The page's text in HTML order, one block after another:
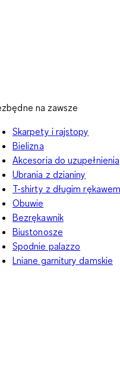
na zawsze
Skarpety i rajstopy
Bielizna
Akcesoria do uzupełnienia
Ubrania z dzianiny
T-shirty z długim rękawem
Obuwie
Bezrękawnik
Biustonosze
Spodnie palazzo
Lniane garnitury damskie